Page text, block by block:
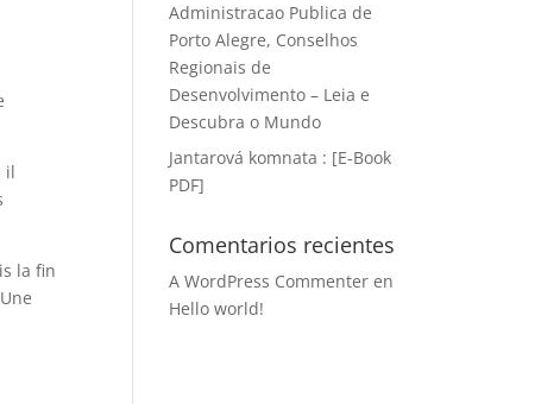
il
la fin
Administracao Publica de
Porto Alegre, Conselhos
Regionais de
Desenvolvimento – Leia e
Descubra o Mundo
Jantarová komnata : [E-Book
PDF]
Comentarios recientes
A WordPress Commenter en
Hello world!